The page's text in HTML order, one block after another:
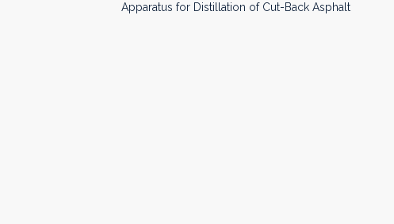
Apparatus for Distillation of Cut-Back Asphalt